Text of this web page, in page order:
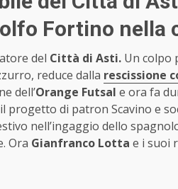
Fortino nella
del Città di Asti. Un colpo
reduce dalla rescissione
dell’Orange Futsal e ora fa
progetto di patron Scavino e
nell’ingaggio dello
Ora Gianfranco Lotta e i suoi